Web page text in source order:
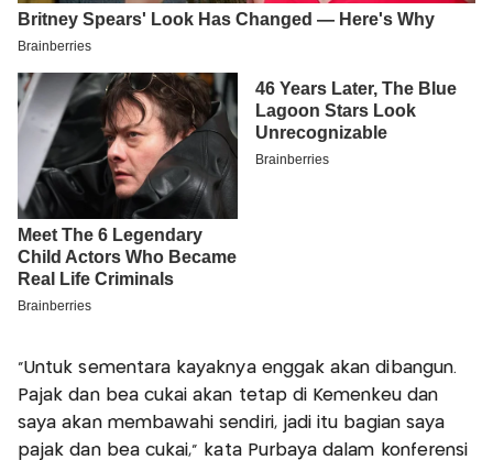
"Untuk sementara kayaknya enggak akan dibangun.
Pajak dan bea cukai akan tetap di Kemenkeu dan
saya akan membawahi sendiri, jadi itu bagian saya
pajak dan bea cukai," kata Purbaya dalam konferensi